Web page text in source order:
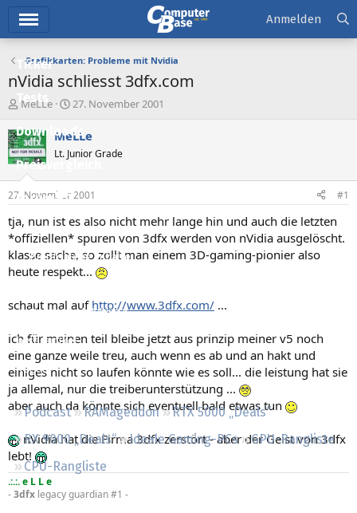
Ticker
Tests
Downloads
Preisvergleich
Forum
Aktuelles
Empfohlene Inhalte
Neueste Aktivitäten
Leserartikel
Regeln
Podcast RAMageddon
RTX 5000 „Deals“
RX 9000 „Deals“
Ideale Gaming-PCs
GPU-Rangliste
CPU-Rangliste
Anmelden
Grafikkarten: Probleme mit Nvidia
nVidia schliesst 3dfx.com
E
s
t
e
e
r
MeLLe
E
s
e
t
a
m
27. November 2001
MeLLe
Lt. Junior Grade
27. November 2001 #1
tja, nun ist es also nicht mehr lange hin und auch die letzten
*offiziellen* spuren von 3dfx werden von nVidia ausgelöscht.
klasse sache, so zollt man einem 3D-gaming-pionier also
heute respekt...
schaut mal auf http://www.3dfx.com/ ...
ich für meinen teil bleibe jetzt aus prinzip meiner v5 noch
eine ganze weile treu, auch wenn es ab und an hakt und
einiges nicht so laufen könnte wie es soll... die leistung hat sie
ja allemal, nur die treiberunterstützung ...
aber auch da könnte sich eventuell bald etwas tun
nVidia hat die Firma 3dfx zerstört - aber der Geist von 3dfx
lebt!
.:.:. e L L e
-3dfx legacy guardian #1 -